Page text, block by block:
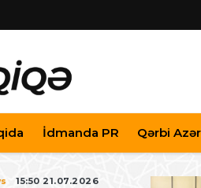
İdmanda PR Qərbi
15:50 21.07.2026